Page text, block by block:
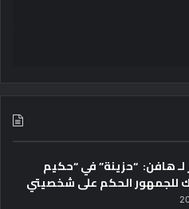
لـ هافن: “حزينة” في “حكيم
للجمهور الحكم على شخصيتي